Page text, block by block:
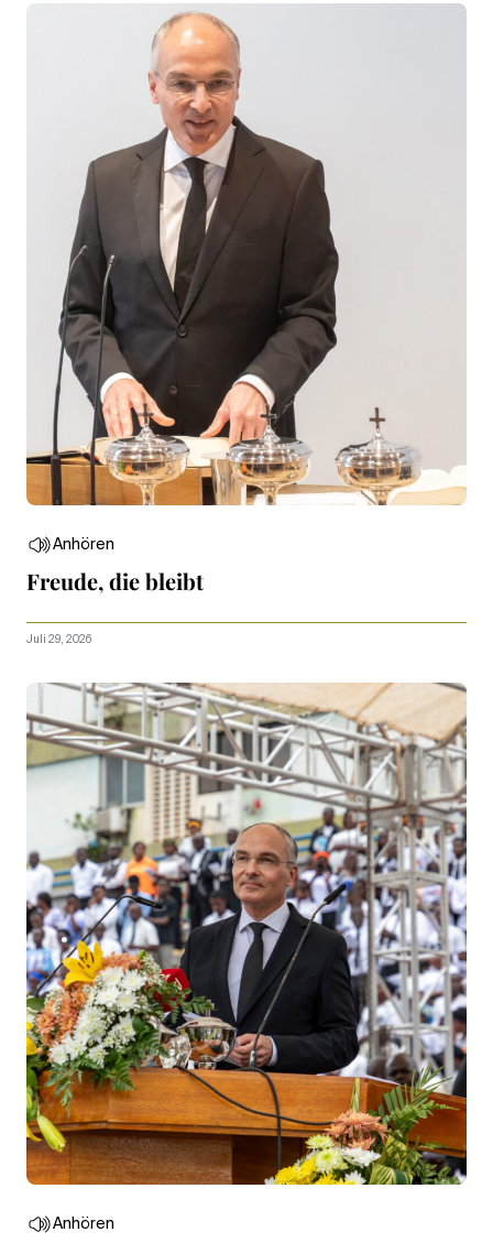
Anhören
Freude, die bleibt
Juli 29, 2026
Anhören